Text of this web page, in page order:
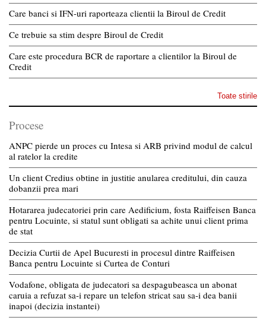
Care banci si IFN-uri raporteaza clientii la Biroul de Credit
Ce trebuie sa stim despre Biroul de Credit
Care este procedura BCR de raportare a clientilor la Biroul de
Credit
Toate stirile
Procese
ANPC pierde un proces cu Intesa si ARB privind modul de calcul
al ratelor la credite
Un client Credius obtine in justitie anularea creditului, din cauza
dobanzii prea mari
Hotararea judecatoriei prin care Aedificium, fosta Raiffeisen Banca
pentru Locuinte, si statul sunt obligati sa achite unui client prima
de stat
Decizia Curtii de Apel Bucuresti in procesul dintre Raiffeisen
Banca pentru Locuinte si Curtea de Conturi
Vodafone, obligata de judecatori sa despagubeasca un abonat
caruia a refuzat sa-i repare un telefon stricat sau sa-i dea banii
inapoi (decizia instantei)